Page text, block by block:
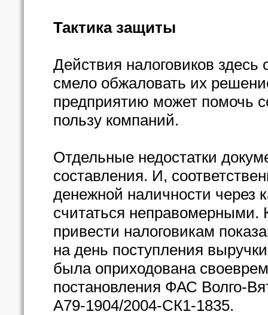
Тактика защиты
Действия налоговиков
смело обжаловать их
предприятию может помочь
пользу компаний.
Отдельные недостатки
составления. И,
денежной наличности через
считаться неправомерными.
привести налоговикам
на день поступления
была оприходована
постановления ФАС Волго-
А79-1904/2004-СК1-1835.